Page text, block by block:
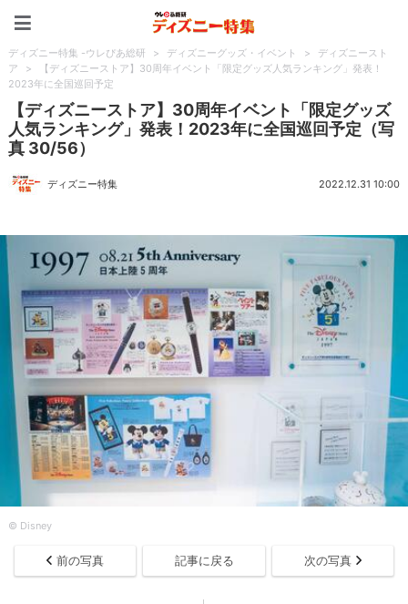
ディズニー特集 -ウレぴあ総研 > ディズニーグッズ・イベント >
ディズニースト
ア
>
【ディズニーストア】30周年イベント「限定グッズ人気ランキング」発表！
2023年に全国巡回予定
【ディズニーストア】30周年イベント「限定グッズ
人気ランキング」発表！2023年に全国巡回予定（写
真 30/56）
ディズニー特集 2022.12.31 10:00
© Disney
前の写真 記事に戻る 次の写真